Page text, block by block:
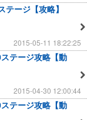
テージ【攻略】
2015-05-11 18:22:25
テージ攻略【動
2015-04-30 12:00:44
テージ攻略【動